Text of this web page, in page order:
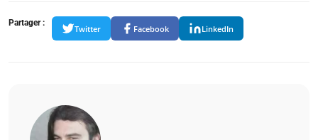
Partager :
Twitter Facebook LinkedIn